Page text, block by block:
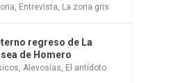
Entrevista La zona gris
regreso de La
de Homero
Alevosías El antídoto